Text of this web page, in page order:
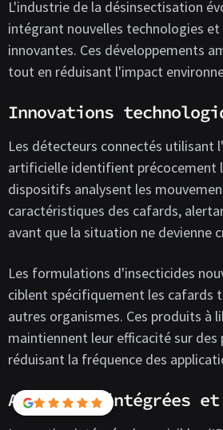
L'industrie de la désinsectisation
intégrant nouvelles technologies et
innovantes. Ces développements
tout en réduisant l'impact
Innovations
Les détecteurs connectés utilisant
artificielle identifient précocement
dispositifs analysent les
caractéristiques des cafards,
avant que la situation ne devienne
Les formulations d'insecticides
ciblent spécifiquement les cafards
autres organismes. Ces produits à
maintiennent leur efficacité sur des
réduisant la fréquence des
Approches intégrées et